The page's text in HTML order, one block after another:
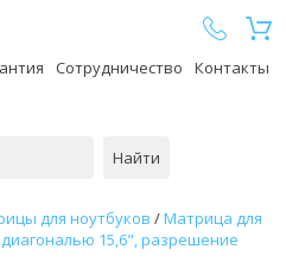
Сотрудничество Контакты
Найти
для ноутбуков /Матрица для
15,6", разрешение